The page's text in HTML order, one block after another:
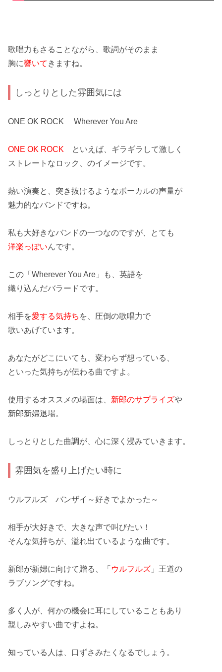
歌唱力もさることながら、 歌詞がそのまま
胸に響いて きますね。
しっとりとした雰囲気には
ONE OK ROCK Wherever You Are
ONE OK ROCK といえば、ギラギラして激しく
ストレートな ロック 、のイメージです。
熱い演奏と、 突き抜ける ようなボーカルの声量が
魅力的なバンドですね。
私も大好きなバンドの一つなのですが、とても
洋楽っぽいんです。
この「 Wherever You Are 」も、英語を
織り込んだバラードです。
相手を愛する気持ち を、圧倒の歌唱力で
歌いあげています。
あなたがどこにいても、変わらず想っている
といった気持ちが伝わる曲ですよ。
使用するオススメの場面は、 新郎のサプライズや
新郎新婦退場。
しっとり とした曲調が、心に深く浸みていきます。
雰囲気を盛り上げたい時に
ウルフルズ バンザイ～好きでよかった～
相手が大好き で、大きな声で叫びたい！
そんな気持ちが、 溢れ出ている ような曲です。
新郎が新婦に向けて贈る、「 ウルフルズ 」王道の
ラブソングですね。
多く人が、何かの機会に耳にしていることもあり
親しみやすい曲ですよね。
知っている人は、 口ずさみたく なるでしょう。